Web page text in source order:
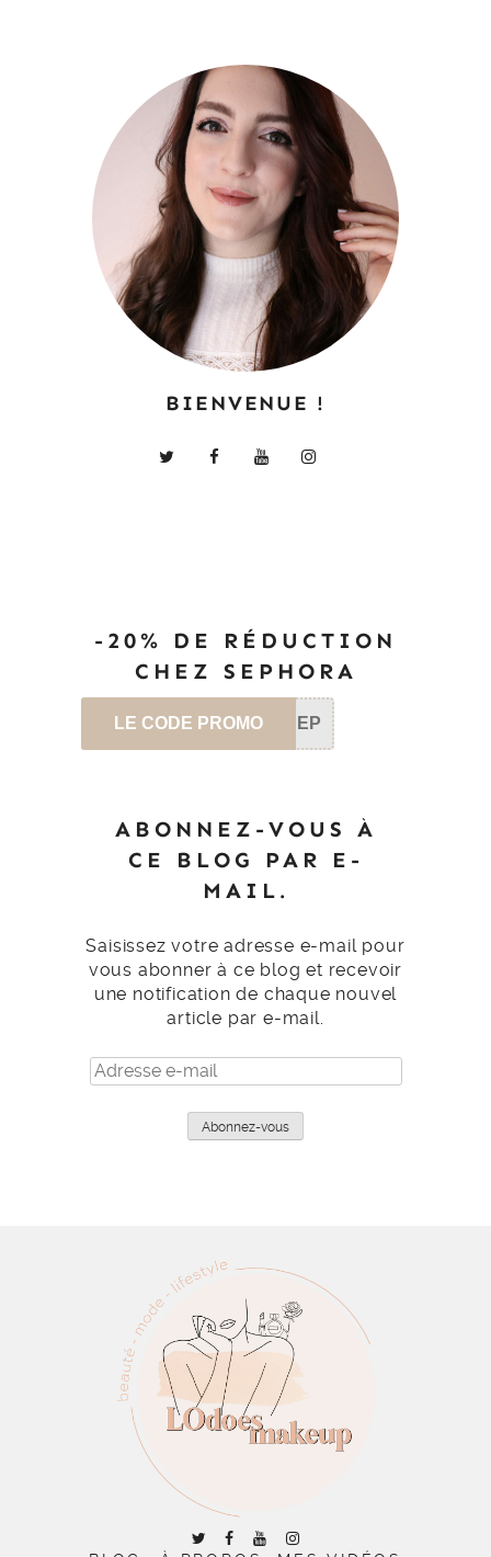
BIENVENUE !
-20% DE RÉDUCTION
CHEZ SEPHORA
LE CODE PROMO SEP
ABONNEZ-VOUS À
CE BLOG PAR E-
MAIL.
Saisissez votre adresse e-mail pour
vous abonner à ce blog et recevoir
une notification de chaque nouvel
article par e-mail.
Adresse
e-
Abonnez-vous